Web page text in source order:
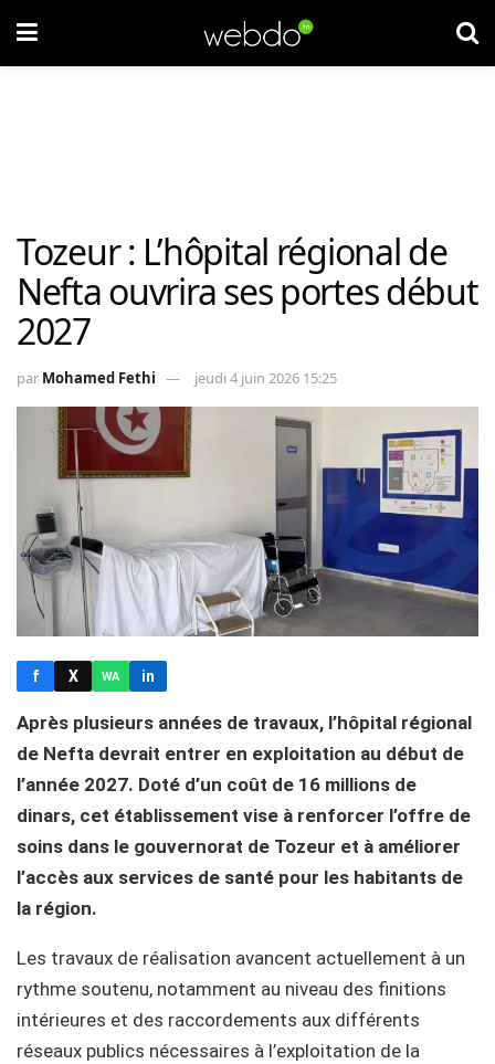
Tozeur : L’hôpital régional de
Nefta ouvrira ses portes début
2027
par Mohamed Fethi jeudi 4 juin 2026 15:25
f X WA in
Après plusieurs années de travaux, l’hôpital régional
de Nefta devrait entrer en exploitation au début de
l’année 2027. Doté d’un coût de 16 millions de
dinars, cet établissement vise à renforcer l’offre de
soins dans le gouvernorat de Tozeur et à améliorer
l’accès aux services de santé pour les habitants de
la région.
Les travaux de réalisation avancent actuellement à un
rythme soutenu, notamment au niveau des finitions
intérieures et des raccordements aux différents
réseaux publics nécessaires à l’exploitation de la